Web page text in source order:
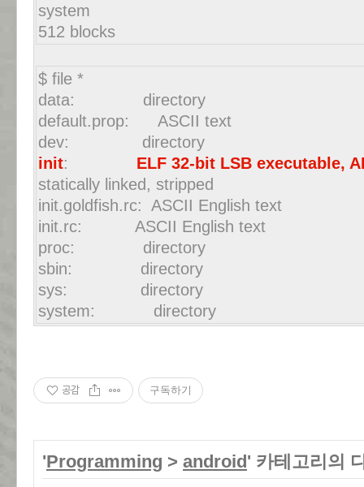
system
512 blocks
$ file *
data: directory
default.prop: ASCII text
dev: directory
init: ELF 32-bit LSB executable,
statically linked, stripped
init.goldfish.rc: ASCII English text
init.rc: ASCII English text
proc: directory
sbin: directory
sys: directory
system: directory
공감 구독하기
'Programming > android' 카테고리의